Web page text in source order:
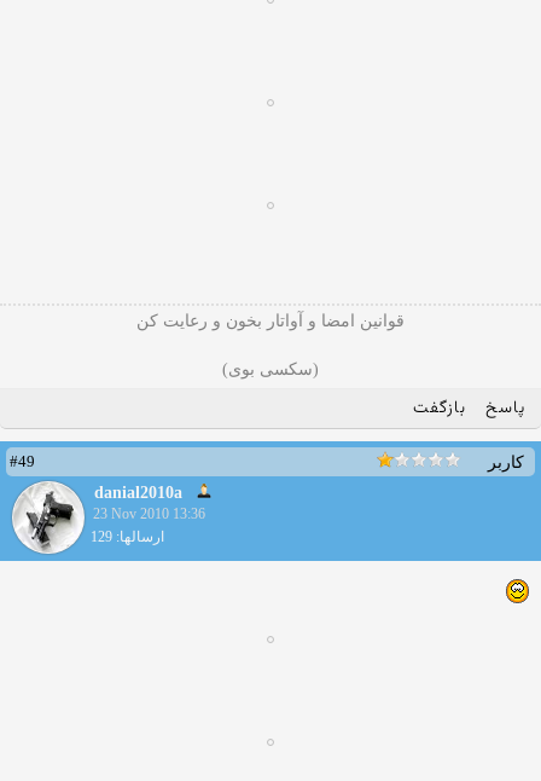
قوانین امضا و آواتار بخون و رعایت کن
(سکسی بوی)
پاسخ بازگفت
کاربر
#49
danial2010a
23 Nov 2010 13:36
ارسالها: 129